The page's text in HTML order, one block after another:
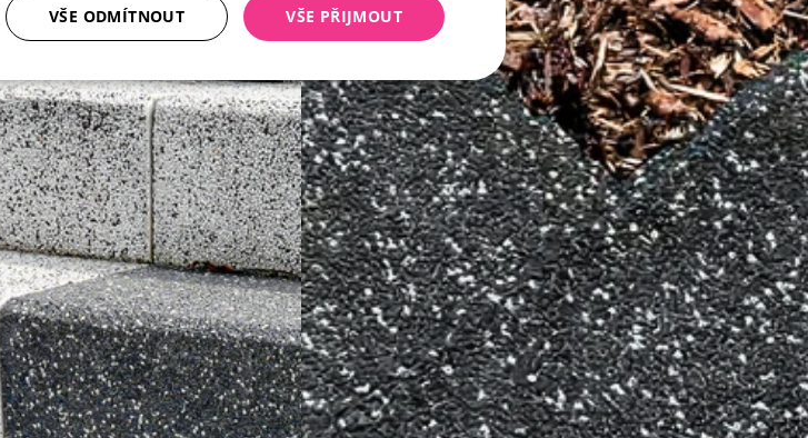
VŠE PŘIJMOUT
VŠE ODMÍTNOUT
Analytika Marketing
Analytika Marketing
webových stránek, jako je přihlášení uživatele a správa účtu. Webové
používat.
Popis
Tento soubor cookie používá služba Cookie-Script.com k
zapamatování předvoleb souhlasu se soubory cookie
návštěvníků. Je nutné, aby banner cookie Cookie-Script.com
fungoval správně.